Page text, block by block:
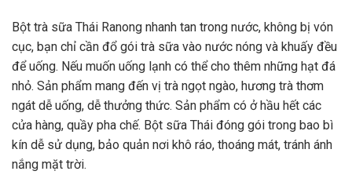
Bột trà sữa Thái Ranong nhanh tan trong nước, không bị vón
cục, bạn chỉ cần đổ gói trà sữa vào nước nóng và khuấy đều
để uống. Nếu muốn uống lạnh có thể cho thêm những hạt đá
nhỏ. Sản phẩm mang đến vị trà ngọt ngào, hương trà thơm
ngát dễ uống, dễ thưởng thức. Sản phẩm có ở hầu hết các
cửa hàng, quầy pha chế. Bột sữa Thái đóng gói trong bao bì
kín dễ sử dụng, bảo quản nơi khô ráo, thoáng mát, tránh ánh
nắng mặt trời.